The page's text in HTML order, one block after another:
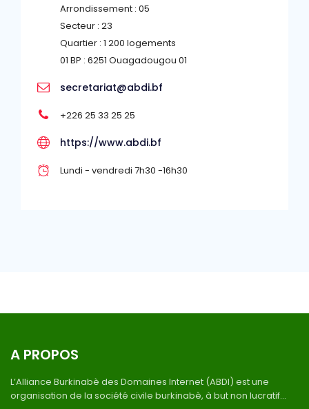
Arrondissement : 05
Secteur : 23
Quartier : 1 200 logements
01 BP : 6251 Ouagadougou 01
secretariat@abdi.bf
+226 25 33 25 25
https://www.abdi.bf
Lundi - vendredi 7h30 -16h30
A PROPOS
L’Alliance Burkinabè des Domaines Internet (ABDI) est une
organisation de la société civile burkinabè, à but non lucratif...